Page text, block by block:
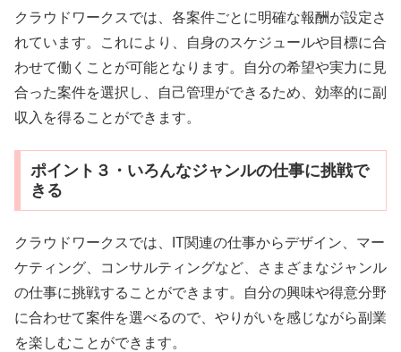
クラウドワークスでは、各案件ごとに明確な報酬が設定さ
れています。これにより、自身のスケジュールや目標に合
わせて働くことが可能となります。自分の希望や実力に見
合った案件を選択し、自己管理ができるため、効率的に副
収入を得ることができます。
ポイント３・いろんなジャンルの仕事に挑戦で
きる
クラウドワークスでは、IT関連の仕事からデザイン、マー
ケティング、コンサルティングなど、さまざまなジャンル
の仕事に挑戦することができます。自分の興味や得意分野
に合わせて案件を選べるので、やりがいを感じながら副業
を楽しむことができます。